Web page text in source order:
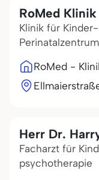
RoMed
Klinik für
Perinatalzentrum
RoMed -
Herr Dr.
Facharzt für
psychotherapie